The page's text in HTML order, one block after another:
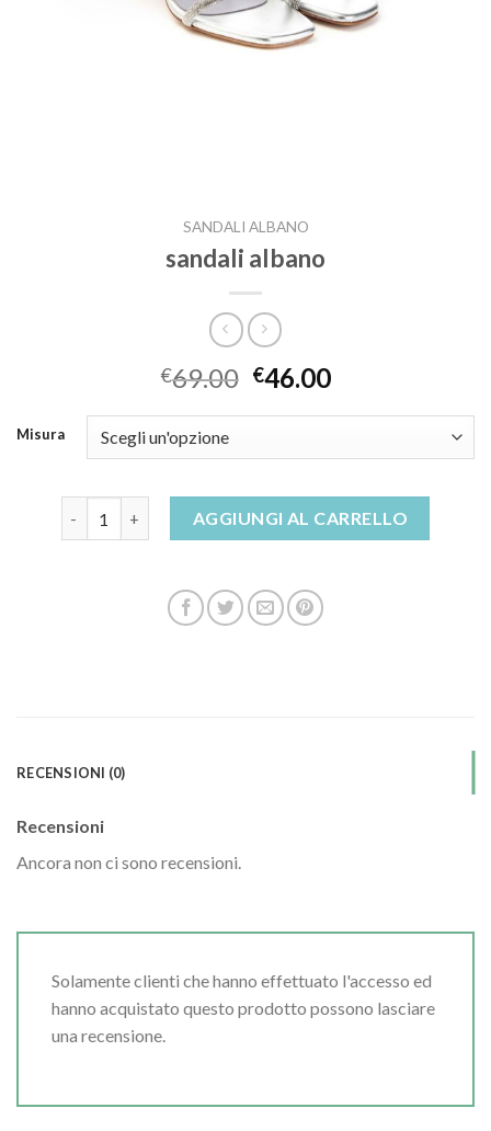
SANDALI ALBANO
sandali albano
€69.00 €46.00
Misura
AGGIUNGI AL CARRELLO
RECENSIONI (0)
Recensioni
Ancora non ci sono recensioni.
Solamente clienti che hanno effettuato l'accesso ed
hanno acquistato questo prodotto possono lasciare
una recensione.